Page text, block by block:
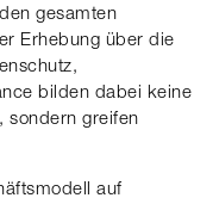
gesamten
Erhebung über die
bilden dabei keine
sondern greifen
auf